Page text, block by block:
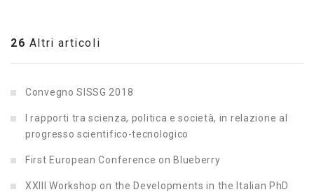
26 Altri articoli
Convegno SISSG 2018
I rapporti tra scienza, politica e società, in relazione al
progresso scientifico-tecnologico
First European Conference on Blueberry
XXIII Workshop on the Developments in the Italian PhD